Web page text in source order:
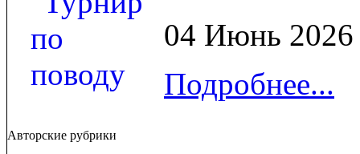
04 Июнь 2026
Подробнее...
Авторские рубрики